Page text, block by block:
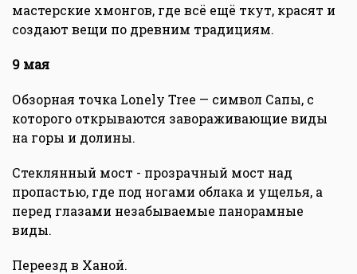
мастерские хмонгов, где всё ещё ткут, красят и
создают вещи по древним традициям.
9 мая
Обзорная точка Lonely Tree — символ Сапы, с
которого открываются завораживающие виды
на горы и долины.
Стеклянный мост - прозрачный мост над
пропастью, где под ногами облака и ущелья, а
перед глазами незабываемые панорамные
виды.
Переезд в Ханой.